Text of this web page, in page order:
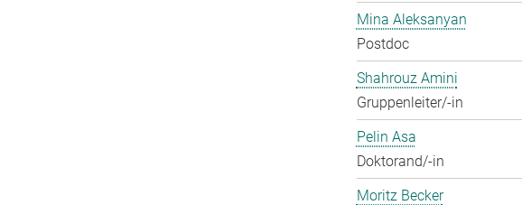
Mina Aleksanyan
Postdoc
Shahrouz Amini
Gruppenleiter/-in
Pelin Asa
Doktorand/-in
Moritz Becker